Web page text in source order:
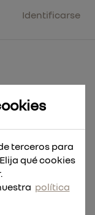
Identificarse
terceros para
qué cookies
política